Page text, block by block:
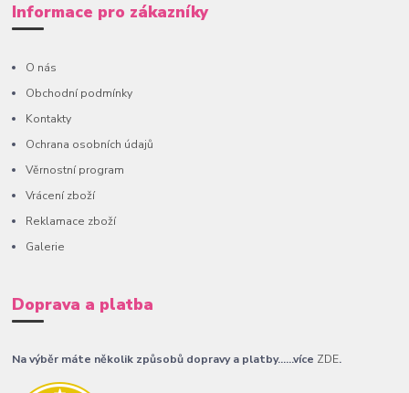
Informace pro zákazníky
O nás
Obchodní podmínky
Kontakty
Ochrana osobních údajů
Věrnostní program
Vrácení zboží
Reklamace zboží
Galerie
Doprava a platba
Na výběr máte několik způsobů dopravy a platby......více ZDE.